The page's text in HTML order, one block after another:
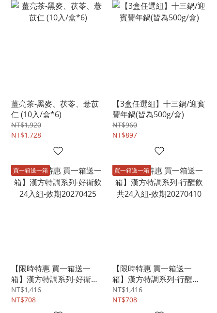
薑亮茶-黑麥、茯苓、薏苡
仁 (10入/盒*6)
NT$1,920
NT$1,728
【3盒任選組】十三鍋/迎賓
豐年鍋(皆為500g/盒)
NT$960
NT$897
買一箱送一箱
【限時特惠 買一箱送一
箱】漢方特調系列-好衛飲
24入組-效期20270425
NT$1,416
NT$708
買一箱送一箱
【限時特惠 買一箱送一
箱】漢方特調系列-行醒飲
共24入組-效期20270410
NT$1,416
NT$708